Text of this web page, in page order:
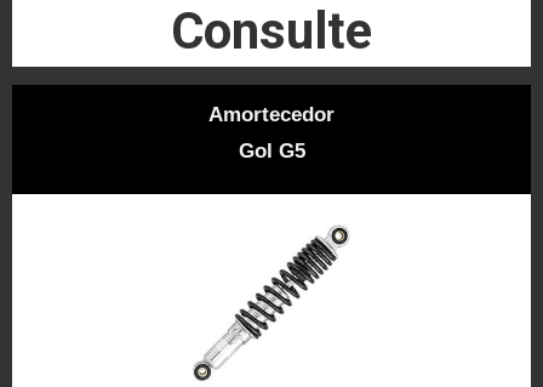
Consulte
Amortecedor
Gol G5